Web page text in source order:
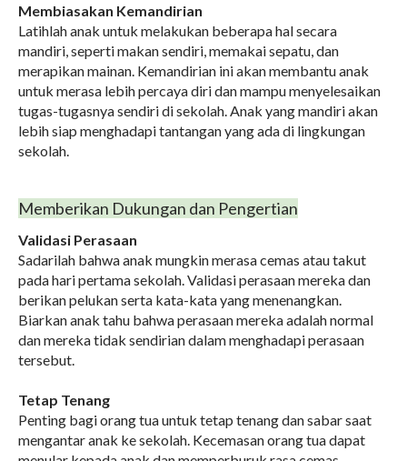
Membiasakan Kemandirian
Latihlah anak untuk melakukan beberapa hal secara
mandiri, seperti makan sendiri, memakai sepatu, dan
merapikan mainan. Kemandirian ini akan membantu anak
untuk merasa lebih percaya diri dan mampu menyelesaikan
tugas-tugasnya sendiri di sekolah. Anak yang mandiri akan
lebih siap menghadapi tantangan yang ada di lingkungan
sekolah.
Memberikan Dukungan dan Pengertian
Validasi Perasaan
Sadarilah bahwa anak mungkin merasa cemas atau takut
pada hari pertama sekolah. Validasi perasaan mereka dan
berikan pelukan serta kata-kata yang menenangkan.
Biarkan anak tahu bahwa perasaan mereka adalah normal
dan mereka tidak sendirian dalam menghadapi perasaan
tersebut.
Tetap Tenang
Penting bagi orang tua untuk tetap tenang dan sabar saat
mengantar anak ke sekolah. Kecemasan orang tua dapat